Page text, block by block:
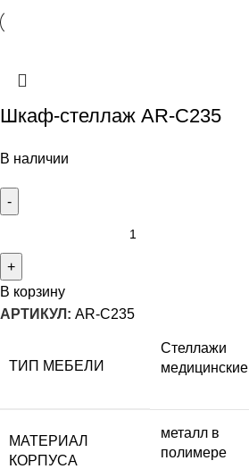
Шкаф-стеллаж AR-C235
В наличии
В корзину
АРТИКУЛ: AR-C235
ТИП МЕБЕЛИ
Стеллажи
медицинские
МАТЕРИАЛ
КОРПУСА
металл в
полимере